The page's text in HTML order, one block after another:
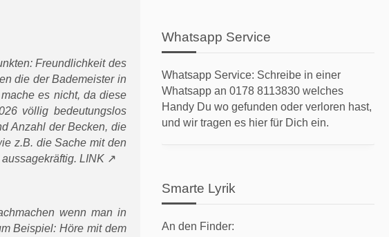
Freundlichkeit des
die der Bademeister in
es nicht, da diese
völlig bedeutungslos
Anzahl der Becken, die
z.B. die Sache mit den
LINK
wenn man in
Beispiel: Höre mit dem
Whatsapp Service
Whatsapp Service: Schreibe in einer
Whatsapp an 0178 8113830 welches
Handy Du wo gefunden oder verloren hast,
und wir tragen es hier für Dich ein.
Smarte Lyrik
An den Finder: